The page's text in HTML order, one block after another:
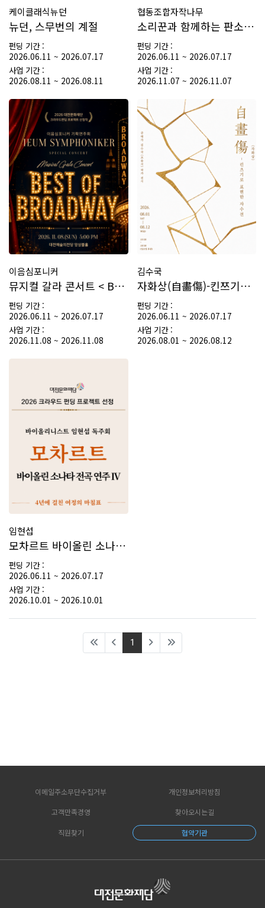
회원정보변경
새소식
케이클래식뉴던
뉴던, 스무번의 계절
펀딩 기간 :
2026.06.11 ~ 2026.07.17
사업 기간 :
2026.08.11 ~ 2026.08.11
협동조합자작나무
소리꾼과 함께하는 판소리 5마당 재창작 세대공감 체험형…
펀딩 기간 :
2026.06.11 ~ 2026.07.17
사업 기간 :
2026.11.07 ~ 2026.11.07
이음심포니커
뮤지컬 갈라 콘서트 < Best of Broadway …
펀딩 기간 :
2026.06.11 ~ 2026.07.17
사업 기간 :
2026.11.08 ~ 2026.11.08
김수국
자화상(自畵傷)-킨쯔기로 표현한 자수전
펀딩 기간 :
2026.06.11 ~ 2026.07.17
사업 기간 :
2026.08.01 ~ 2026.08.12
임현섭
모차르트 바이올린 소나타 전곡 연주 시리즈 IV
펀딩 기간 :
2026.06.11 ~ 2026.07.17
사업 기간 :
2026.10.01 ~ 2026.10.01
1 (current)
고객만족경영
개인정보처리방침
이메일주소무단수집거부
찾아오시는길
직원찾기 협약기관